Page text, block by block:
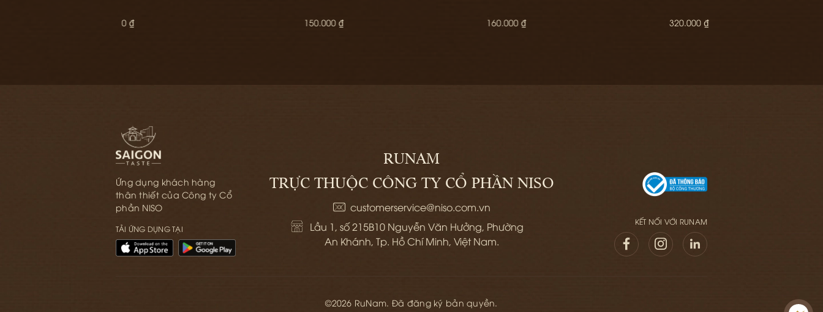
Ứng dụng khách hàng
thân thiết của Công ty Cổ
phần NISO
TẢI ỨNG DỤNG TẠI
RUNAM
TRỰC THUỘC CÔNG TY CỔ PHẦN NISO
customerservice@niso.com.vn
Lầu 1, số 215B10 Nguyễn Văn Hưởng, Phường
An Khánh, Tp. Hồ Chí Minh, Việt Nam.
KẾT NỐI VỚI RUNAM
©2026 RuNam. Đã đăng ký bản quyền.